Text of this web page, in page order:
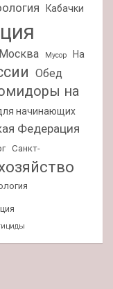
Кабачки
Москва Мусор
На
Обед
на
начинающих
Федерация
Санкт-